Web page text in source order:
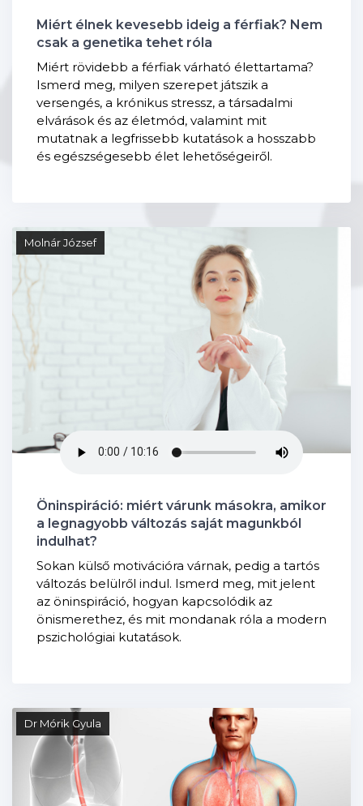
Miért élnek kevesebb ideig a férfiak? Nem
csak a genetika tehet róla
Miért rövidebb a férfiak várható élettartama?
Ismerd meg, milyen szerepet játszik a
versengés, a krónikus stressz, a társadalmi
elvárások és az életmód, valamint mit
mutatnak a legfrissebb kutatások a hosszabb
és egészségesebb élet lehetőségeiről.
Molnár József
Öninspiráció: miért várunk másokra, amikor
a legnagyobb változás saját magunkból
indulhat?
Sokan külső motivációra várnak, pedig a tartós
változás belülről indul. Ismerd meg, mit jelent
az öninspiráció, hogyan kapcsolódik az
önismerethez, és mit mondanak róla a modern
pszichológiai kutatások.
Dr Mórik Gyula